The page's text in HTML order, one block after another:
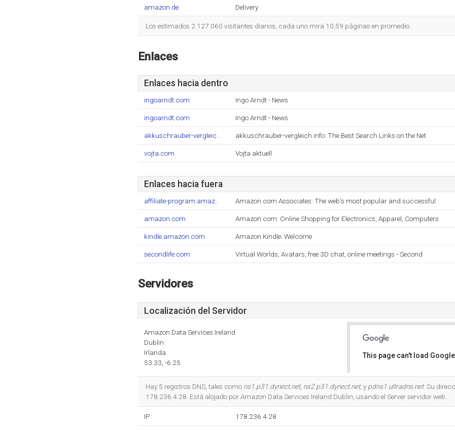
amazon.de Delivery
Los estimados 2.127.060 visitantes diarios, cada uno mira 10,59 páginas en promedio.
Enlaces
Enlaces hacia dentro
ingoarndt.com Ingo Arndt - News
ingoarndt.com Ingo Arndt - News
akkuschrauber-vergleic.. akkuschrauber-vergleich.info: The Best Search Links on the Net
vojta.com Vojta aktuell
Enlaces hacia fuera
affiliate-program.amaz.. Amazon.com Associates: The web's most popular and successful
amazon.com Amazon.com: Online Shopping for Electronics, Apparel, Computers
kindle.amazon.com Amazon Kindle: Welcome
secondlife.com Virtual Worlds, Avatars, free 3D chat, online meetings - Second
Servidores
Localización del Servidor
Amazon Data Services Ireland
Dublin
Irlanda
53.33, -6.25
This page can't load
Hay 5 registros DNS, tales como ns1.p31.dynect.net, ns2.p31.dynect.net, y pdns1.ultradns.net. Su
178.236.4.28. Está alojado por Amazon Data Services Ireland Dublin, usando el Server servidor web.
IP: 178.236.4.28